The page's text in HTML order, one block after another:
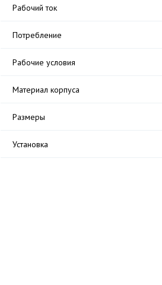
Рабочий ток
Потребление
Рабочие условия
Материал корпуса
Размеры
Установка